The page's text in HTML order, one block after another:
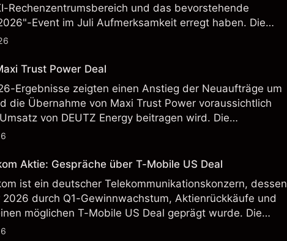
Rechenzentrumsbereich und das bevorstehende
Event im Juli Aufmerksamkeit erregt haben. Die
in der Vergangenheit ist kein verlässlicher Indikator für
Trust Power Deal
Ergebnisse zeigten einen Anstieg der Neuaufträge um
die Übernahme von Maxi Trust Power voraussichtlich
von DEUTZ Energy beitragen wird. Die
in der Vergangenheit ist kein verlässlicher Indikator für
Aktie: Gespräche über T-Mobile US Deal
ist ein deutscher Telekommunikationskonzern, dessen
durch Q1-Gewinnwachstum, Aktienrückkäufe und
möglichen T-Mobile US Deal geprägt wurde. Die
in der Vergangenheit ist kein verlässlicher Indikator für